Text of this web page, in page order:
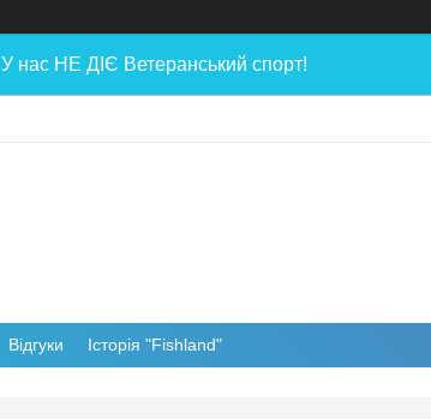
У нас НЕ ДІЄ Ветеранський спорт!
Відгуки Історія "Fishland"